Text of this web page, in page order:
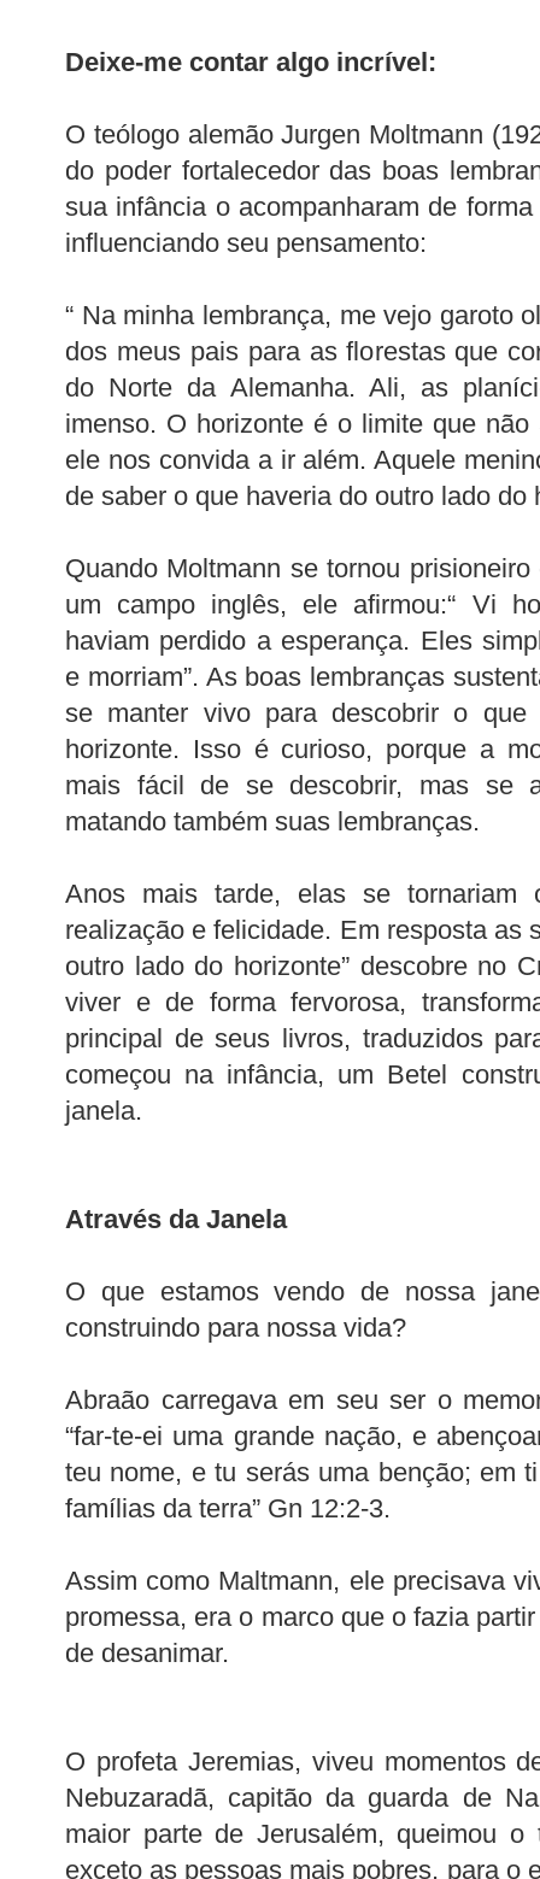
Deixe-me contar algo incrível:
O teólogo alemão Jurgen Moltmann
do poder fortalecedor das boas
sua infância o acompanharam de
influenciando seu pensamento:
“ Na minha lembrança, me vejo garoto
dos meus pais para as florestas que
do Norte da Alemanha. Ali, as
imenso. O horizonte é o limite que não
ele nos convida a ir além. Aquele
de saber o que haveria do outro lado do
Quando Moltmann se tornou
um campo inglês, ele afirmou:“ Vi
haviam perdido a esperança. Eles
e morriam”. As boas lembranças
se manter vivo para descobrir o
horizonte. Isso é curioso, porque a
mais fácil de se descobrir, mas se
matando também suas lembranças.
Anos mais tarde, elas se tornariam
realização e felicidade. Em resposta as
outro lado do horizonte” descobre no
viver e de forma fervorosa,
principal de seus livros, traduzidos
começou na infância, um Betel
janela.
Através da Janela
O que estamos vendo de nossa
construindo para nossa vida?
Abraão carregava em seu ser o
“far-te-ei uma grande nação, e
teu nome, e tu serás uma benção; em
famílias da terra” Gn 12:2-3.
Assim como Maltmann, ele precisava
promessa, era o marco que o fazia
de desanimar.
O profeta Jeremias, viveu momentos
Nebuzaradã, capitão da guarda de
maior parte de Jerusalém, queimou
exceto as pessoas mais pobres, para o